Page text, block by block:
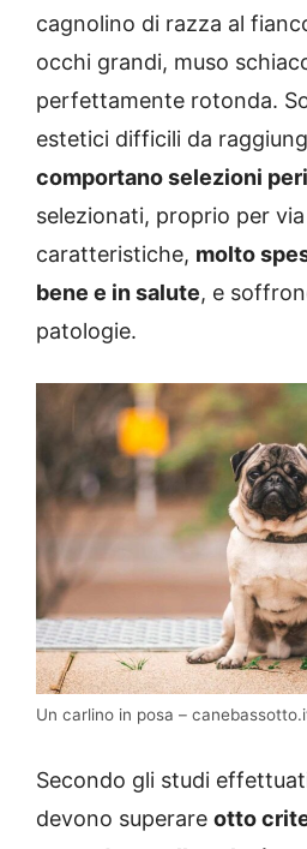
cagnolino di razza al
occhi grandi, muso
perfettamente rotonda.
estetici difficili da
comportano selezioni
selezionati, proprio per
caratteristiche, molto
bene e in salute, e
patologie.
Un carlino in posa –
Secondo gli studi
devono superare otto